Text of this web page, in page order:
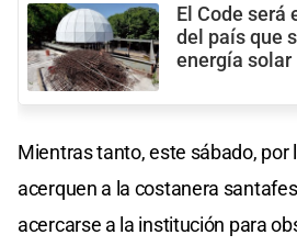
El Code será
del país que
energía solar
Mientras tanto, este sábado, por
acerquen a la costanera
acercarse a la institución para